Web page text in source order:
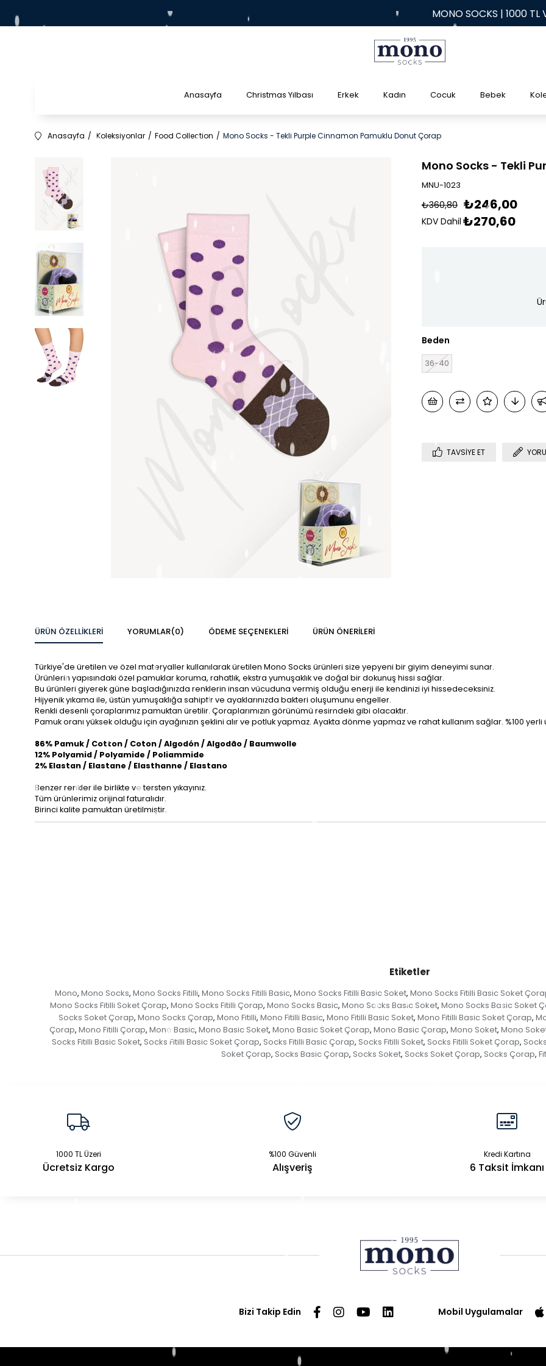
MONO SOCKS | 1000 TL VE
Anasayfa Christmas Yılbası Erkek Kadın Cocuk Bebek
Anasayfa Koleksiyonlar Food Collection Mono Socks - Tekli Purple Cinnamon Pamuklu Donut Çorap
Mono Socks - Tekli
MNU-1023
₺360,80 ₺246,00
KDV Dahil ₺270,60
Beden
36-40
TAVSIYE ET
ÜRÜN ÖZELLIKLERI YORUMLAR(0) ÖDEME SEÇENEKLERI ÜRÜN ÖNERILERI
Türkiye'de üretilen ve özel materyaller kullanılarak üretilen Mono Socks ürünleri size yepyeni bir giyim deneyimi sunar.
Ürünlerin yapısındaki özel pamuklar koruma, rahatlık, ekstra yumuşaklık ve doğal bir dokunuş hissi sağlar.
Bu ürünleri giyerek güne başladığınızda renklerin insan vücuduna vermiş olduğu enerji ile kendinizi iyi hissedeceksiniz.
Hijyenik yıkama ile, üstün yumuşaklığa sahiptir ve ayaklarınızda bakteri oluşumunu engeller.
Renkli desenli çoraplarımız pamuktan üretilir. Çoraplarımızın görünümü resimdeki gibi olacaktır.
Pamuk oranı yüksek olduğu için ayağınızın şeklini alır ve potluk yapmaz. Ayakta dönme yapmaz ve rahat kullanım sağlar. %100
86% Pamuk / Cotton / Coton / Algodón / Algodão / Baumwolle
12% Polyamid / Polyamide / Poliammide
2% Elastan / Elastane / Elasthanne / Elastano
Benzer renkler ile birlikte ve tersten yıkayınız.
Tüm ürünlerimiz orijinal faturalıdır.
Birinci kalite pamuktan üretilmiştir.
Etiketler
Mono, Mono Socks, Mono Socks Fitilli, Mono Socks Fitilli Basic, Mono Socks Fitilli Basic Soket, Mono Socks Fitilli Basic Soket
Mono Socks Fitilli Soket Çorap, Mono Socks Fitilli Çorap, Mono Socks Basic, Mono Socks Basic Soket, Mono Socks Basic Soket
Socks Soket Çorap, Mono Socks Çorap, Mono Fitilli, Mono Fitilli Basic, Mono Fitilli Basic Soket, Mono Fitilli Basic Soket Çorap,
Çorap, Mono Fitilli Çorap, Mono Basic, Mono Basic Soket, Mono Basic Soket Çorap, Mono Basic Çorap, Mono Soket, Mono
Socks Fitilli Basic Soket, Socks Fitilli Basic Soket Çorap, Socks Fitilli Basic Çorap, Socks Fitilli Soket, Socks Fitilli Soket Çorap,
Soket Çorap, Socks Basic Çorap, Socks Soket, Socks Soket Çorap, Socks Çorap,
1000 TL Üzeri
Ücretsiz Kargo
%100 Güvenli
Alışveriş
Kredi Kartına
6 Taksit İmkanı
Bizi Takip Edin Mobil Uygulamalar